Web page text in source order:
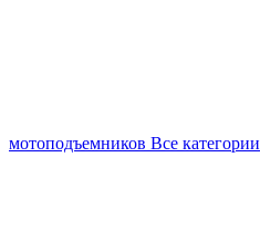
мотоподъемников Все категории